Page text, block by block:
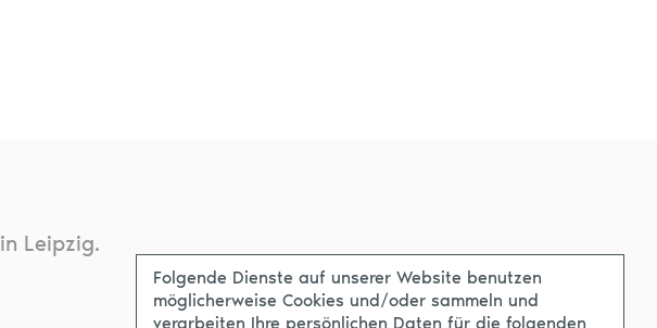
in Leipzig.
Folgende Dienste auf unserer Website benutzen
möglicherweise Cookies und/oder sammeln und
verarbeiten Ihre persönlichen Daten für die folgenden